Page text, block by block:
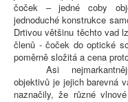
čoček – jedné coby
jednoduché konstrukce
Drtivou většinu těchto vad
členů - čoček do optické
poměrně složitá a cena
Asi
objektivů je jejich barevná
naznačily, že různé